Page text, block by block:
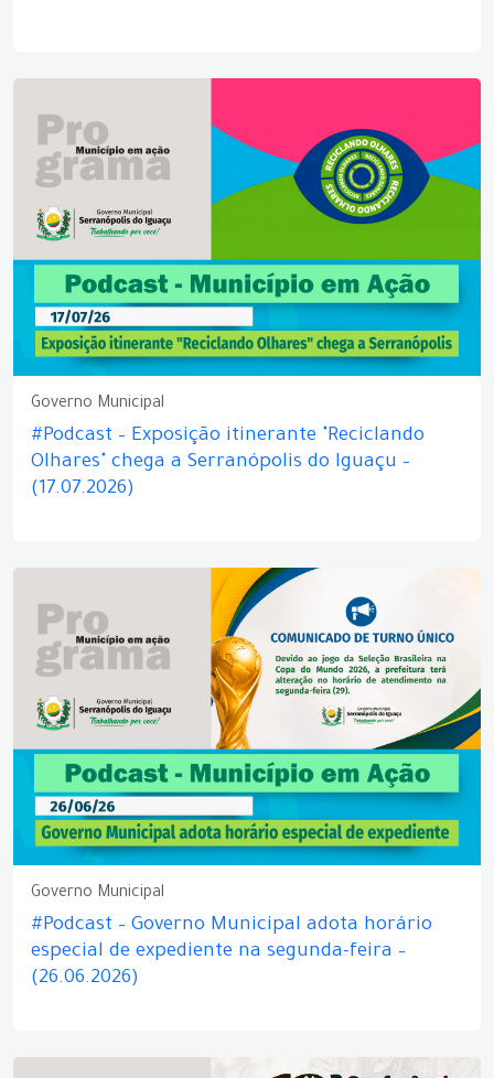
Governo Municipal
#Podcast – Exposição itinerante "Reciclando
Olhares" chega a Serranópolis do Iguaçu –
(17.07.2026)
Governo Municipal
#Podcast – Governo Municipal adota horário
especial de expediente na segunda-feira –
(26.06.2026)